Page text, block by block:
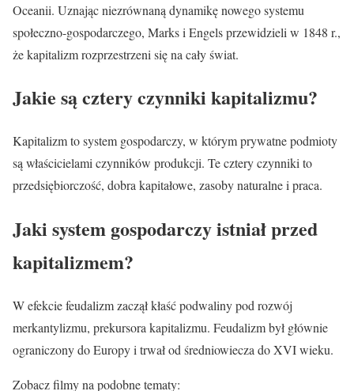
Oceanii. Uznając niezrównaną dynamikę nowego systemu
społeczno-gospodarczego, Marks i Engels przewidzieli w 1848 r.,
że kapitalizm rozprzestrzeni się na cały świat.
Jakie są cztery czynniki kapitalizmu?
Kapitalizm to system gospodarczy, w którym prywatne podmioty
są właścicielami czynników produkcji. Te cztery czynniki to
przedsiębiorczość, dobra kapitałowe, zasoby naturalne i praca.
Jaki system gospodarczy istniał przed
kapitalizmem?
W efekcie feudalizm zaczął kłaść podwaliny pod rozwój
merkantylizmu, prekursora kapitalizmu. Feudalizm był głównie
ograniczony do Europy i trwał od średniowiecza do XVI wieku.
Zobacz filmy na podobne tematy: